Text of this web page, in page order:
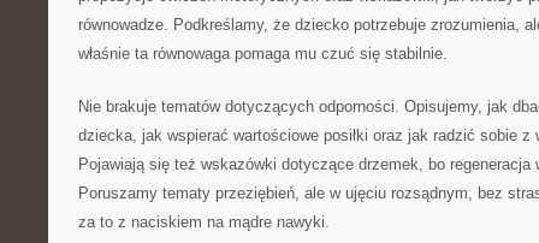
równowadze. Podkreślamy, że dziecko potrzebuje zrozumienia,
właśnie ta równowaga pomaga mu czuć się stabilnie.
Nie brakuje tematów dotyczących odporności. Opisujemy, jak
dziecka, jak wspierać wartościowe posiłki oraz jak radzić sobie z
Pojawiają się też wskazówki dotyczące drzemek, bo regeneracja
Poruszamy tematy przeziębień, ale w ujęciu rozsądnym, bez
za to z naciskiem na mądre nawyki.